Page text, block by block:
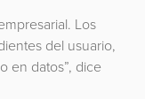
Los
del usuario,
en datos”, dice